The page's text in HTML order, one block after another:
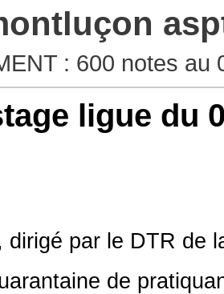
: 600 notes au
ligue du
dirigé par le DTR de
de